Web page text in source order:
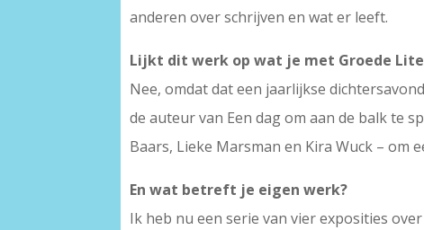
anderen over schrijven en wat er leeft.
Lijkt dit werk op wat je met Groede
Nee, omdat dat een jaarlijkse
de auteur van Een dag om aan de balk te
Baars, Lieke Marsman en Kira Wuck – om
En wat betreft je eigen werk?
Ik heb nu een serie van vier exposities